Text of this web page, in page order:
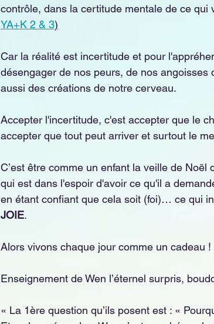
contrôle, dans la certitude mentale de ce
YA+K 2 & 3)
Car la réalité est incertitude et pour
désengager de nos peurs, de nos
aussi des créations de notre cerveau.
Accepter l'incertitude, c'est accepter que le
accepter que tout peut arriver et surtout le
C’est être comme un enfant la veille de
qui est dans l'espoir d'avoir ce qu'il a
en étant confiant que cela soit (foi)… ce qui
JOIE.
Alors vivons chaque jour comme un cadeau !
Enseignement de Wen l’éternel surpris,
« La 1ère question qu’ils posent est : «